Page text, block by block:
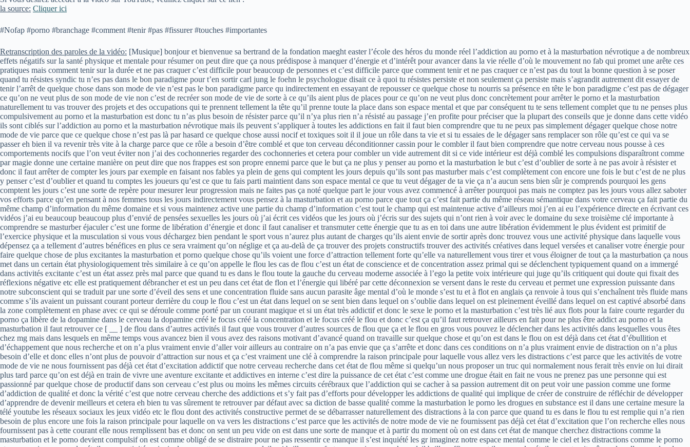
la source: Cliquer ici
#Nofap #porno #branchage #comment #tenir #pas #fissurer #touches #importantes
Retranscription des paroles de la vidéo: [Musique] bonjour et bienvenue sa bertrand de la fondation maeght easter l’école des héros du monde réel l’addiction au porno et à la masturbation névrotique a de nombreux effets négatifs sur la santé physique et mentale pour résumer on peut dire que ça nous prédispose à manquer d’énergie et d’intérêt pour avancer dans la vie réelle d’où le mouvement no fab qui promet une arête ces pratiques mais comment tenir sur la durée et ne pas craquer c’est difficile pour beaucoup de personnes et c’est difficile parce que comment tenir et ne pas craquer ce n’est pas du tout la bonne question à se poser quand tu résistes syndic tu n’es pas dans le bon paradigme pour t’en sortir carl jung le foehn le psychologue disait ce à quoi tu résistes persiste et non seulement ça persiste mais s’agrandit autrement dit essayer de tenir l’arrêt de quelque chose dans son mode de vie n’est pas le bon paradigme parce qu indirectement en essayant de repousser ce quelque chose tu nourris sa présence en tête le bon paradigme c’est pas de dégager ce qu’on ne veut plus de son mode de vie non c’est de recréer son mode de vie de sorte à ce qu’ils aient plus de places pour ce qu’on ne veut plus donc concrètement pour arrêter le porno et la masturbation naturellement tu vas trouver des projets et des occupations qui te prennent tellement la tête qu’il prenne toute la place dans son espace mental et que par conséquent tu te sens tellement complet que tu ne penses plus compulsivement au porno et la masturbation est donc tu n’as plus besoin de résister parce qu’il n’ya plus rien n’a résisté au passage j’en profite pour préciser que la plupart des conseils que je donne dans cette vidéo ils sont ciblés sur l’addiction au porno et la masturbation névrotique mais ils peuvent s’appliquer à toutes les addictions en fait il faut bien comprendre que tu ne peux pas simplement dégager quelque chose notre mode de vie parce que ce quelque chose n’est pas là par hasard ce quelque chose aussi nocif et toxiques soit il il joue un rôle dans ta vie et si tu essaies de le dégager sans remplacer son rôle qu’est ce qui va se passer eh bien il va revenir très vite à la charge parce que ce rôle a besoin d’être comblé et que ton cerveau déconditionner cassin pour le combler il faut bien comprendre que notre cerveau nous pousse à ces comportements nocifs que l’on veut éviter non j’ai des cochonneries regarder des cochonneries et cetera pour combler un vide autrement dit si ce vide intérieur est déjà comblé les compulsions disparaîtront comme par magie donne une certaine manière on peut dire que nos frappes est son propre ennemi parce que le but ça ne plus y penser au porno et la masturbation le but c’est d’oublier de sorte à ne pas avoir à résister et donc il faut arrêter de compter les jours par exemple en faisant nos fables ya plein de gens qui comptent les jours depuis qu’ils sont pas masturber mais c’est complètement con encore une fois le but c’est de ne plus y penser c’est d’oublier et quand tu comptes les joueurs qu’est ce que tu fais parti maintient dans son espace mental ce que tu veut dégager de ta vie ça n’a aucun sens bien sûr je comprends pourquoi les gens comptent les jours c’est une sorte de repère pour mesurer leur progression mais ne faites pas ça noté quelque part le jour vous avez commencé à arrêter pourquoi pas mais ne comptez pas les jours vous allez saboter vos efforts parce qu’en pensant à nos femmes tous les jours indirectement vous pensez à la masturbation et au porno parce que tout ça c’est fait partie du même réseau sémantique dans votre cerveau ça fait partie du même champ d’information du même domaine et si vous maintenez active une partie du champ d’information c’est tout le champ qui est maintenue active d’ailleurs moi j’en ai eu l’expérience directe en écrivant ces vidéos j’ai eu beaucoup beaucoup plus d’envié de pensées sexuelles les jours où j’ai écrit ces vidéos que les jours où j’écris sur des sujets qui n’ont rien à voir avec le domaine du sexe troisième clé importante à comprendre se masturber éjaculer c’est une forme de libération d’énergie et donc il faut canaliser et transmuter cette énergie que tu as en toi dans une autre libération évidemment le plus évident est primitif de l’exercice physique et la musculation si vous vous déchargez bien pendant le sport vous n’aurez plus autant de charges qu’ils aient envie de sortir après donc trouvez vous une activité physique dans laquelle vous dépensez ça a tellement d’autres bénéfices en plus ce sera vraiment qu’on néglige et ça au-delà de ça trouver des projets constructifs trouver des activités créatives dans lequel versées et canaliser votre énergie pour faire quelque chose de plus excitantes la masturbation et porno quelque chose qu’ils voient une force d’attraction tellement forte qu’elle va naturellement vous tirer et vous éloigner de tout ça la masturbation ça nous met dans un certain état physiologiquement très similaire à ce qu’on appelle le flou les cas de flou c’est un état de conscience et de concentration assez primal qui se déclenchent typiquement quand on a immergé dans activités excitante c’est un état assez près mal parce que quand tu es dans le flou toute la gauche du cerveau moderne associée à l’ego la petite voix intérieure qui juge qu’ils critiquent qui doute qui fixait des réflexions négative etc elle est pratiquement débrancher et est un peu dans cet état de flon et l’énergie qui libéré par cette déconnexion se versent dans le reste du cerveau et permet une expression puissante dans notre subconscient qui se traduit par une sorte d’éveil des sens et une concentration fluide sans aucun parasite âge mental d’où le monde s’est tu et à flot en anglais ça renvoie à tous qui s’enchaînent très fluide mans comme s’ils avaient un puissant courant porteur derrière du coup le flou c’est un état dans lequel on se sent bien dans lequel on s’oublie dans lequel on est pleinement éveillé dans lequel on est captivé absorbé dans la zone complètement en phase avec ce qui se déroule comme porté par un courant magique et si un état très addictif et donc le sexe le porno et la masturbation c’est très lié aux flots pour la faire courte regarder du porno ça libère de la dopamine dans le cerveau la dopamine créé le focus créé la concentration et le focus créé le flou et donc c’est ça qu’il faut retrouver ailleurs en fait pour ne plus être addict au porno et la masturbation il faut retrouver ce [ __ ] de flou dans d’autres activités il faut que vous trouver d’autres sources de flou que ça et le flou en gros vous pouvez le déclencher dans les activités dans lesquelles vous êtes chez mg mais dans lesquels en même temps vous avancez bien il vous avez des raisons motivant d’avancé quand on travaille sur quelque chose et qu’on est dans le flou on est déjà dans cet état d’ébullition et d’échappement que nous recherche et on n’a plus vraiment envie d’aller voir ailleurs au contraire on n’a pas envie que ça s’arrête et donc dans ces conditions on n’a plus vraiment envie de distraction on n’a plus besoin d’elle et donc elles n’ont plus de pouvoir d’attraction sur nous et ça c’est vraiment une clé à comprendre la raison principale pour laquelle vous allez vers les distractions c’est parce que les activités de votre mode de vie ne nous fournissent pas déjà cet état d’excitation addictif que notre cerveau recherche dans cet état de flou même si quelqu’un nous proposer un truc qui normalement nous ferait très envie on lui dirait plus tard parce qu’on est déjà en train de vivre une aventure excitante et addictives en interne c’est dire la puissance de cet état c’est comme une drogue était en fait ne vous ne prenez pas une personne qui est passionné par quelque chose de productif dans son cerveau c’est plus ou moins les mêmes circuits cérébraux que l’addiction qui se cacher à sa passion autrement dit on peut voir une passion comme une forme d’addiction de qualité et donc la vérité c’est que notre cerveau cherche des addictions et s’y fait pas d’efforts pour développer les addictions de qualité qui implique de créer de construire de réfléchir de développer d’apprendre de devenir meilleurs et cetera eh bien tu vas sûrement te retrouver par défaut avec sa diction de basse qualité comme la masturbation le porno les drogues en substance est il dans une certaine mesure la télé youtube les réseaux sociaux les jeux vidéo etc le flou dont des activités constructive permet de se débarrasser naturellement des distractions à la con parce que quand tu es dans le flou tu est remplie qui n’a rien besoin de plus encore une fois la raison principale pour laquelle on va vers les distractions c’est parce que les activités de notre mode de vie ne fournissent pas déjà cet état d’excitation que l’on recherche elles nous fournissent pas à cette courant elle nous remplissent bas et donc on sent un peu vide on est dans une sorte de manque et à partir du moment où on est dans cet état de manque cherchez distractions comme la masturbation et le porno devient compulsif on est comme obligé de se distraire pour ne pas ressentir ce manque il s’est inquiété les gr imaginez notre espace mental comme le ciel et les distractions comme le porno et compagnies comme des étoiles nos activités principales se mettre comme un soleil qui brille super fort pourquoi parce qu’en soleil brille suffisamment il masque les étoiles on et voit même plus elle non plus de tout voir les étoiles vous les voyez seulement quand le soleil commence à baisser quand il perd en puissance et quand le rayonnement du soleil a trop baissé ça devient inévitable et voir les étoiles on ne peut plus y échapper et donc si vous essayez de dégager une étoile de votre ciel mais qu’en même temps on n’essayait pas de créer un [ __ ] de soleil eh bien vous faites du mal coréen ce que vous faites n’est pas malin parce que quand vous aurez créé un [ __ ] de soleil l’étoile à la con elle va automatiquement devenir invisible sans rien faire du tout à son propos et on peut faire le même p